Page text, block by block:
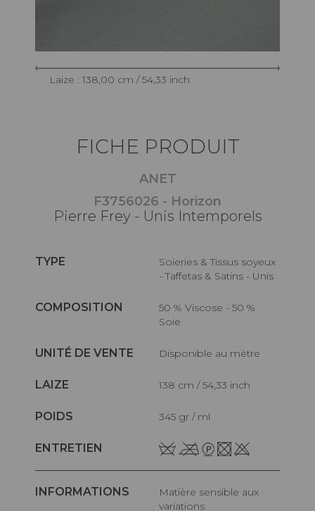
Laize : 138,00 cm / 54,33 inch
FICHE PRODUIT
ANET
F3756026 - Horizon
Pierre Frey - Unis Intemporels
TYPE
Soieries & Tissus soyeux
- Taffetas & Satins - Unis
COMPOSITION
50 % Viscose - 50 %
Soie
UNITÉ DE VENTE Disponible au mètre
LAIZE 138 cm / 54,33 inch
POIDS 345 gr / ml
ENTRETIEN
INFORMATIONS
Matière sensible aux
variations